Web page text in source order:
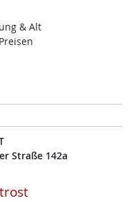
& Alt
Straße 142a